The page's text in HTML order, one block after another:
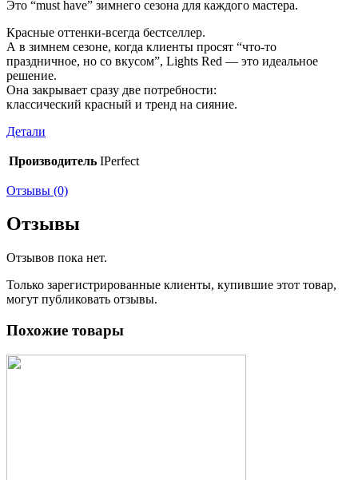
Это “must have” зимнего сезона для каждого мастера.
Красные оттенки-всегда бестселлер.
А в зимнем сезоне, когда клиенты просят “что-то
праздничное, но со вкусом”, Lights Red — это идеальное
решение.
Она закрывает сразу две потребности:
классический красный и тренд на сияние.
Детали
Производитель IPerfect
Отзывы (0)
Отзывы
Отзывов пока нет.
Только зарегистрированные клиенты, купившие этот товар,
могут публиковать отзывы.
Похожие товары